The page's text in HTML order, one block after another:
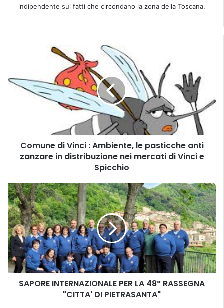
indipendente sui fatti che circondano la zona della Toscana.
u
:
A
m
b
i
e
n
t
e
Comune di Vinci : Ambiente, le pasticche anti
zanzare in distribuzione nei mercati di Vinci e
Spicchio
S
A
P
O
R
E
I
N
T
SAPORE INTERNAZIONALE PER LA 48° RASSEGNA
"CITTA' DI PIETRASANTA"